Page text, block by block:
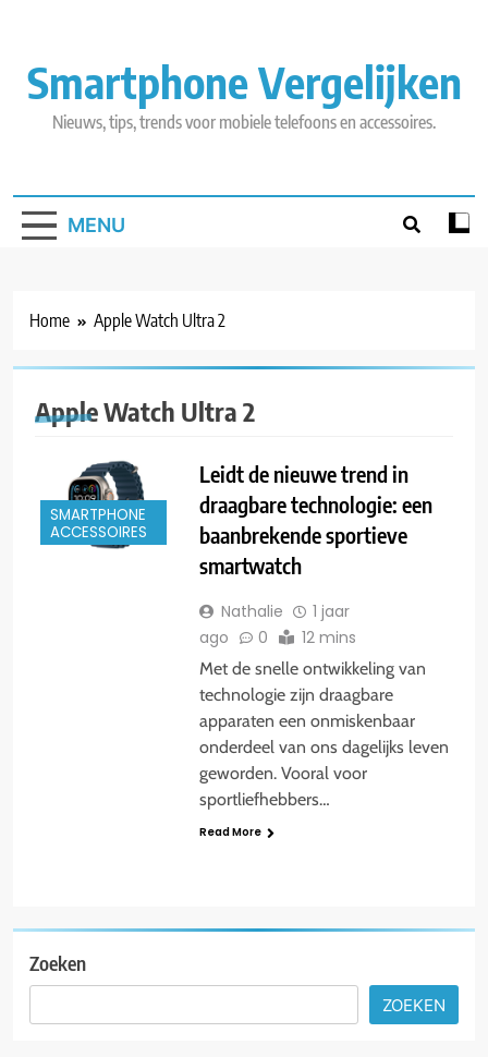
contentSmartphone Vergelijken
Nieuws, tips, trends voor mobiele telefoons en accessoires.
MENU
Home Apple Watch Ultra 2
Apple Watch Ultra 2
SMARTPHONE
ACCESSOIRES
Leidt de nieuwe trend in
draagbare technologie: een
baanbrekende sportieve
smartwatch
Nathalie
1 jaar
ago
0 12 mins
Met de snelle ontwikkeling van
technologie zijn draagbare
apparaten een onmiskenbaar
onderdeel van ons dagelijks leven
geworden. Vooral voor
sportliefhebbers…
Read More
Zoeken
ZOEKEN